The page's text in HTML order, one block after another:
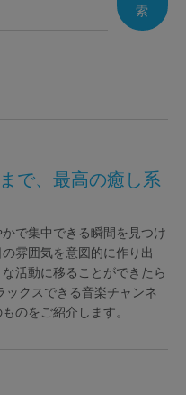
索
で、最高の癒し系
で集中できる瞬間を見つけ
雰囲気を意図的に作り出
活動に移ることができたら
クスできる音楽チャンネ
のをご紹介します。